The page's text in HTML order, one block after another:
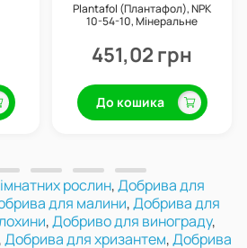
Plantafol (Плантафол), NPK
10-54-10, Мінеральне
451,02 грн
До кошика
рослин,Добрива для
для малини,Добрива для
,Добриво для винограду,
,Добрива для хризантем,Добрива